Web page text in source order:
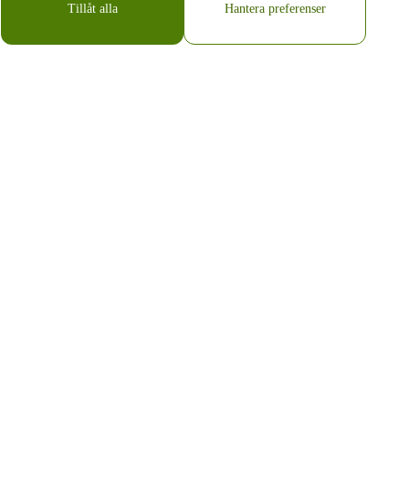
Tillåt alla Hantera preferenser